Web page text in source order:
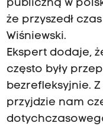
publiczną w
że przyszedł
Wiśniewski.
Ekspert dodaje,
często były
bezrefleksyjnie.
przyjdzie nam